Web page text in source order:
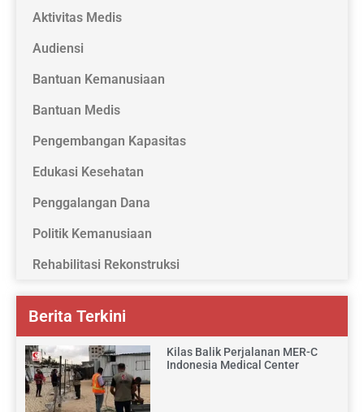
Aktivitas Medis
Audiensi
Bantuan Kemanusiaan
Bantuan Medis
Pengembangan Kapasitas
Edukasi Kesehatan
Penggalangan Dana
Politik Kemanusiaan
Rehabilitasi Rekonstruksi
Berita Terkini
Kilas Balik Perjalanan MER-C
Indonesia Medical Center